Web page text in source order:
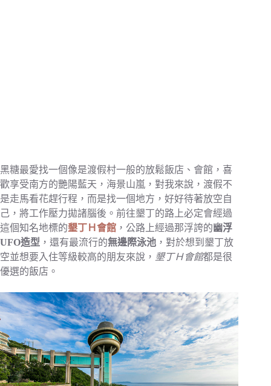
黑糖最愛找一個像是渡假村一般的放鬆飯店、會館，喜
歡享受南方的艷陽藍天，海景山嵐，對我來說，渡假不
是走馬看花趕行程，而是找一個地方，好好待著放空自
己，將工作壓力拋諸腦後。前往墾丁的路上必定會經過
這個知名地標的墾丁Ｈ會館 ，公路上經過那浮誇的 幽浮
UFO造型 ，還有最流行的無邊際泳池 ，對於想到墾丁放
空並想要入住等級較高的朋友來說， 墾丁Ｈ會館都是很
優選的飯店。